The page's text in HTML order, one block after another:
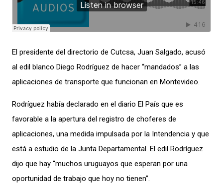
El presidente del directorio de Cutcsa, Juan Salgado, acusó
al edil blanco Diego Rodríguez de hacer “mandados” a las
aplicaciones de transporte que funcionan en Montevideo.
Rodríguez había declarado en el diario El País que es
favorable a la apertura del registro de choferes de
aplicaciones, una medida impulsada por la Intendencia y que
está a estudio de la Junta Departamental. El edil Rodríguez
dijo que hay “muchos uruguayos que esperan por una
oportunidad de trabajo que hoy no tienen”.